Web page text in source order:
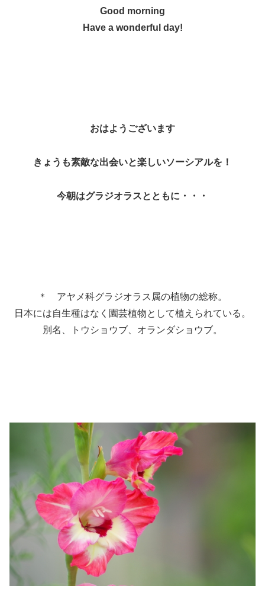
Good morning
Have a wonderful day!
おはようございます
きょうも素敵な出会いと楽しいソーシアルを！
今朝はグラジオラスとともに・・・
＊ アヤメ科グラジオラス属の植物の総称。
日本には自生種はなく園芸植物として植えられている。
別名、トウショウブ、オランダショウブ。